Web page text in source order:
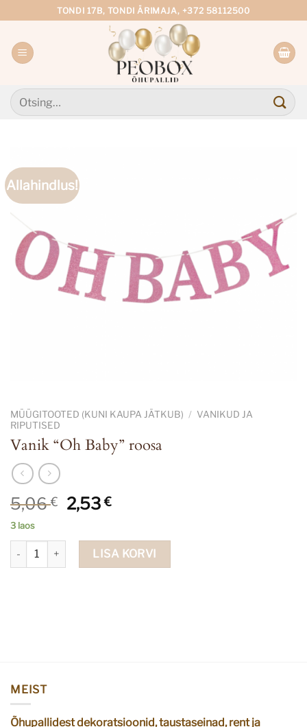
to
TONDI 17B, TONDI ÄRIMAJA, +372 58112500
Otsi:
Allahindlus!
MÜÜGITOOTED (KUNI KAUPA JÄTKUB) / VANIKUD JA
RIPUTISED
Vanik “Oh Baby” roosa
5,06€
Algne
oli:
5,06 €.
2,53€Current
is:
2,53 €.
3 laos
Vanik "Oh Baby" roosa kogus
LISA KORVI
MEIST
Õhupallidest dekoratsioonid, taustaseinad, rent ja